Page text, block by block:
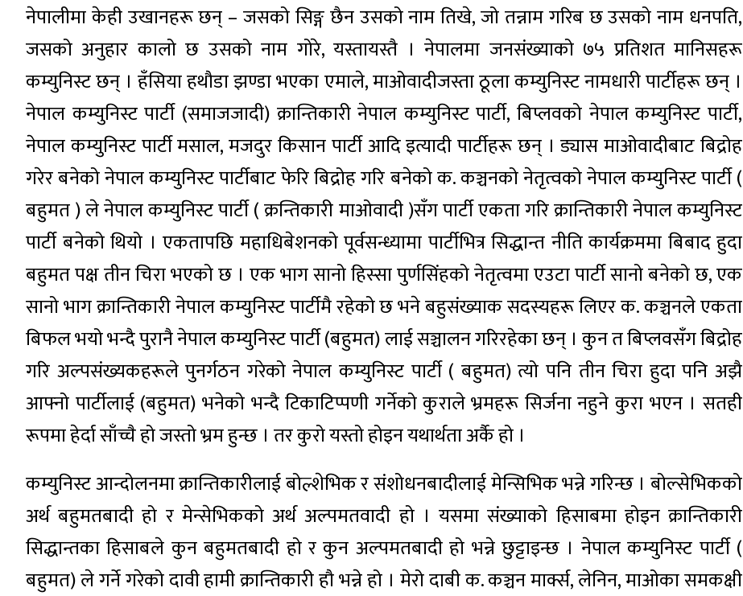
नेपालीमा केही उखानहरू छन् – जसको सिङ्ग छैन उसको नाम तिखे, जो तन्नाम गरिब छ उसको नाम धनपति,
जसको अनुहार कालो छ उसको नाम गोरे, यस्तायस्तै । नेपालमा जनसंख्याको ७५ प्रतिशत मानिसहरू
कम्युनिस्ट छन् । हँसिया हथौडा झण्डा भएका एमाले, माओवादीजस्ता ठूला कम्युनिस्ट नामधारी पार्टीहरू छन् ।
नेपाल कम्युनिस्ट पार्टी (समाजजादी) क्रान्तिकारी नेपाल कम्युनिस्ट पार्टी, बिप्लवको नेपाल कम्युनिस्ट पार्टी,
नेपाल कम्युनिस्ट पार्टी मसाल, मजदुर किसान पार्टी आदि इत्यादी पार्टीहरू छन् । ड्यास माओवादीबाट बिद्रोह
गरेर बनेको नेपाल कम्युनिस्ट पार्टीबाट फेरि बिद्रोह गरि बनेको क. कञ्चनको नेतृत्वको नेपाल कम्युनिस्ट पार्टी (
बहुमत ) ले नेपाल कम्युनिस्ट पार्टी ( क्रन्तिकारी माओवादी )सँग पार्टी एकता गरि क्रान्तिकारी नेपाल कम्युनिस्ट
पार्टी बनेको थियो । एकतापछि महाधिबेशनको पूर्वसन्ध्यामा पार्टीभित्र सिद्धान्त नीति कार्यक्रममा बिबाद हुदा
बहुमत पक्ष तीन चिरा भएको छ । एक भाग सानो हिस्सा पुर्णसिंहको नेतृत्वमा एउटा पार्टी सानो बनेको छ, एक
सानो भाग क्रान्तिकारी नेपाल कम्युनिस्ट पार्टीमै रहेको छ भने बहुसंख्याक सदस्यहरू लिएर क. कञ्चनले एकता
बिफल भयो भन्दै पुरानै नेपाल कम्युनिस्ट पार्टी (बहुमत) लाई सञ्चालन गरिरहेका छन् । कुन त बिप्लवसँग बिद्रोह
गरि अल्पसंख्यकहरूले पुनर्गठन गरेको नेपाल कम्युनिस्ट पार्टी ( बहुमत) त्यो पनि तीन चिरा हुदा पनि अझै
आफ्नो पार्टीलाई (बहुमत) भनेको भन्दै टिकाटिप्पणी गर्नेको कुराले भ्रमहरू सिर्जना नहुने कुरा भएन । सतही
रूपमा हेर्दा साँच्चै हो जस्तो भ्रम हुन्छ । तर कुरो यस्तो होइन यथार्थता अर्कै हो ।
कम्युनिस्ट आन्दोलनमा क्रान्तिकारीलाई बोल्शेभिक र संशोधनबादीलाई मेन्सिभिक भन्ने गरिन्छ । बोल्सेभिकको
अर्थ बहुमतबादी हो र मेन्सेभिकको अर्थ अल्पमतवादी हो । यसमा संख्याको हिसाबमा होइन क्रान्तिकारी
सिद्धान्तका हिसाबले कुन बहुमतबादी हो र कुन अल्पमतबादी हो भन्ने छुट्टाइन्छ । नेपाल कम्युनिस्ट पार्टी (
बहुमत) ले गर्ने गरेको दावी हामी क्रान्तिकारी हौ भन्ने हो । मेरो दाबी क. कञ्चन मार्क्स, लेनिन, माओका समकक्षी